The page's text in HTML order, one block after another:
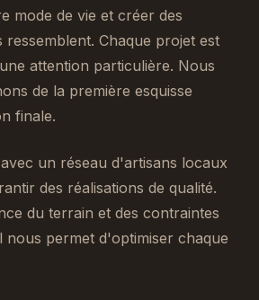
mode de vie et créer des
ressemblent. Chaque projet est
attention particulière. Nous
de la première esquisse
finale.
un réseau d'artisans locaux
des réalisations de qualité.
du terrain et des contraintes
nous permet d'optimiser chaque